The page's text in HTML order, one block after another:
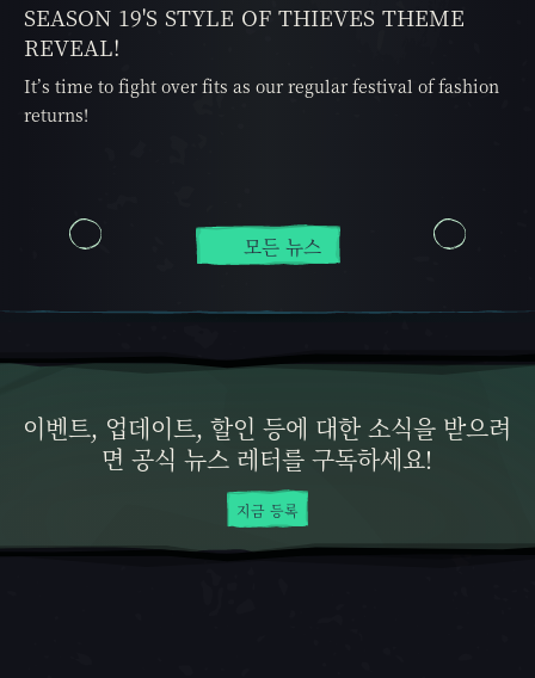
SEASON 19'S STYLE OF THIEVES THEME
REVEAL!
It’s time to fight over fits as our regular festival of fashion
returns!
모든 뉴스
이벤트, 업데이트, 할인 등에 대한 소식을 받으려
면 공식 뉴스 레터를 구독하세요!
지금 등록